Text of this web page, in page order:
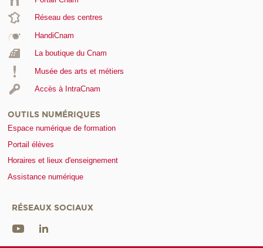
Réseau des centres
HandiCnam
La boutique du Cnam
Musée des arts et métiers
Accès à IntraCnam
OUTILS NUMÉRIQUES
Espace numérique de formation
Portail élèves
Horaires et lieux d'enseignement
Assistance numérique
RÉSEAUX SOCIAUX